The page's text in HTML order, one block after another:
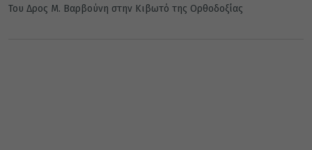
Του Δρος Μ. Βαρβούνη στην Κιβωτό της Ορθοδοξίας